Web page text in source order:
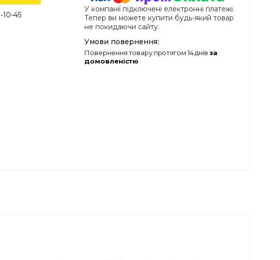
10-45
У компанії підключені електронні платежі.
Тепер ви можете купити будь-який товар
не покидаючи сайту.
повернення товару протягом 14 днів за
домовленістю